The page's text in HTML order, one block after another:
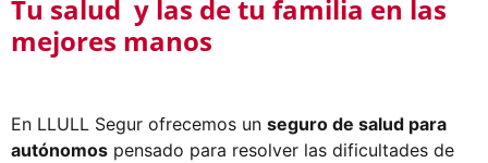
Tu salud y las de tu familia en las
mejores manos
En LLULL Segur ofrecemos un seguro de salud para
autónomospensado para resolver las dificultades de